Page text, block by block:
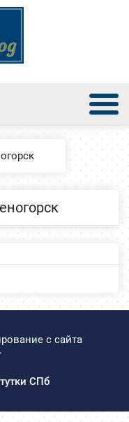
с сайта
СПб